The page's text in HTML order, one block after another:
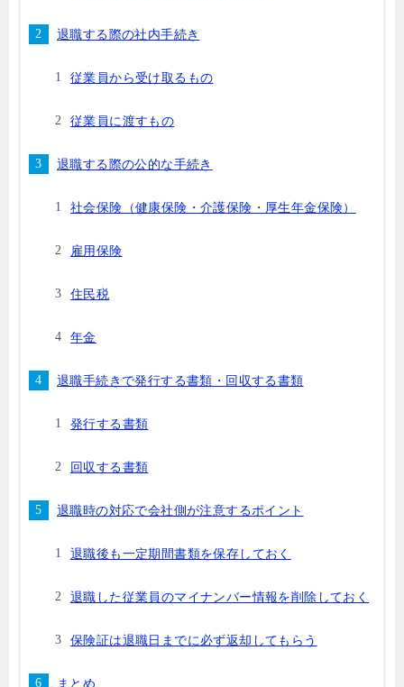
退職する際の社内手続き
従業員から受け取るもの
従業員に渡すもの
退職する際の公的な手続き
社会保険（健康保険・介護保険・厚生年金保険）
雇用保険
住民税
年金
退職手続きで発行する書類・回収する書類
発行する書類
回収する書類
退職時の対応で会社側が注意するポイント
退職後も一定期間書類を保存しておく
退職した従業員のマイナンバー情報を削除しておく
保険証は退職日までに必ず返却してもらう
まとめ